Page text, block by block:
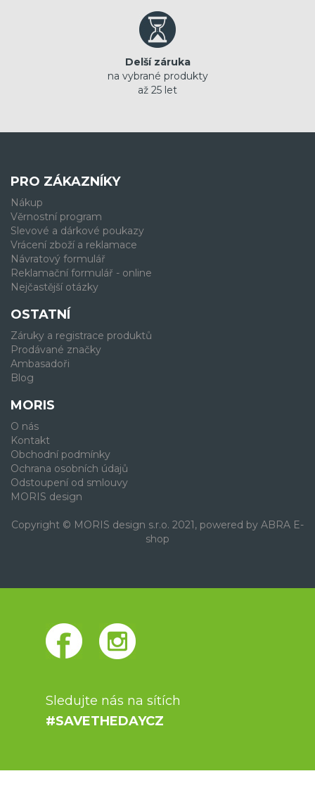
Delší záruka
na vybrané produkty
až 25 let
PRO ZÁKAZNÍKY
Nákup
Věrnostní program
Slevové a dárkové poukazy
Vrácení zboží a reklamace
Návratový formulář
Reklamační formulář - online
Nejčastější otázky
OSTATNÍ
Záruky a registrace produktů
Prodávané značky
Ambasadoři
Blog
MORIS
O nás
Kontakt
Obchodní podmínky
Ochrana osobních údajů
Odstoupení od smlouvy
MORIS design
Copyright © MORIS design s.r.o. 2021, powered by ABRA E-
shop
Sledujte nás na sítích
#SAVETHEDAYCZ